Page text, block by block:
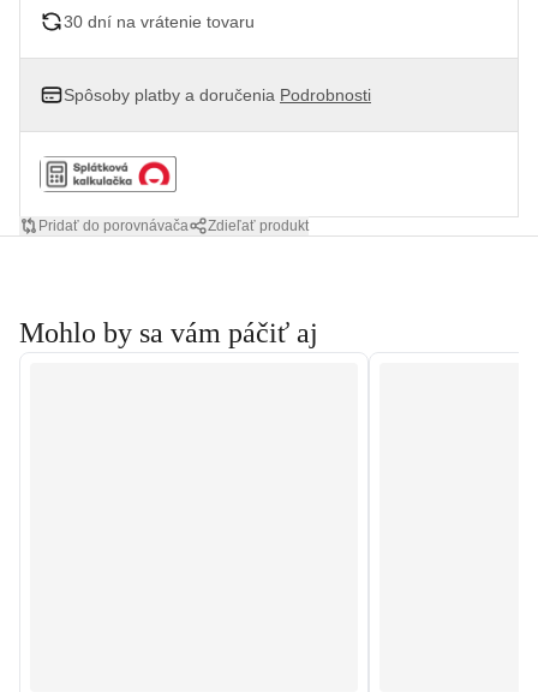
30 dní na vrátenie tovaru
Spôsoby platby a doručenia Podrobnosti
Pridať do porovnávača Zdieľať produkt
Mohlo by sa vám páčiť aj